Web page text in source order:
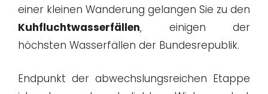
einer kleinen Wanderung gelangen Sie zu den
Kuhfluchtwasserfällen, einigen der
höchsten Wasserfällen der Bundesrepublik.
Endpunkt der abwechslungsreichen Etappe